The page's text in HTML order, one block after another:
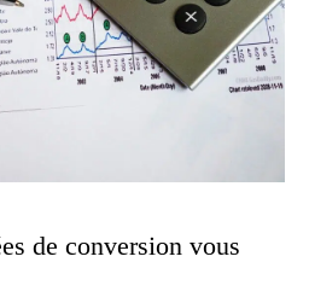
de conversion vous